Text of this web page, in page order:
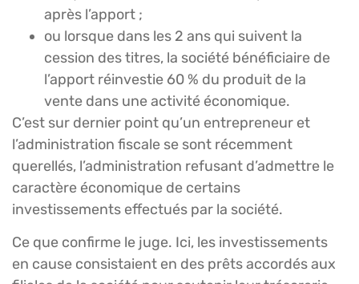
après l’apport ;
ou lorsque dans les 2 ans qui suivent la
cession des titres, la société bénéficiaire de
l’apport réinvestie 60 % du produit de la
vente dans une activité économique.
C’est sur dernier point qu’un entrepreneur et
l’administration fiscale se sont récemment
querellés, l’administration refusant d’admettre le
caractère économique de certains
investissements effectués par la société.
Ce que confirme le juge. Ici, les investissements
en cause consistaient en des prêts accordés aux